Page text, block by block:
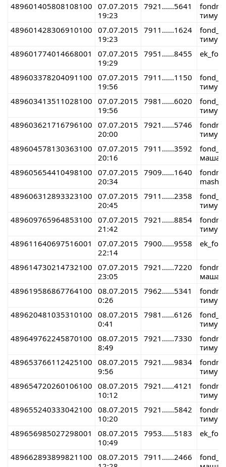
489601405808108100 07.07.2015
19:23
7921......5641
тимур
489601428306910100 07.07.2015
19:23
7911......1624
тимур
489601774014668001
07.07.2015
19:29
7951......8455
489603378204091100 07.07.2015
19:56
7911......1150
тимур
489603413511028100 07.07.2015
19:56
7981......6020
тимур
489603621716796100 07.07.2015
20:00
7921......5746
тимур
489604578130363100 07.07.2015
20:16
7911......3592
маша
489605654410498100 07.07.2015
20:34
7909......1640
masha
489606312893323100 07.07.2015
20:45
7911......2358
тимур
489609765964853100 07.07.2015
21:42
7921......8854
тимур
489611640697516001
07.07.2015
22:14
7900......9558
489614730214732100 07.07.2015
23:05
7921......7220
маша
489619586867764100 08.07.2015
0:26
7962......5341
тимур
489620481035310100 08.07.2015
0:41
7981......6126
тимур
489649762245870100 08.07.2015
8:49
7921......7330
тимур
489653766112425100 08.07.2015
9:56
7921......9834
тимур
489654720260106100 08.07.2015
10:12
7921......4121
тимур
489655240333042100 08.07.2015
10:20
7921......5842
тимур
489656985027298001
08.07.2015
10:49
7953......5183
489662893899821100 08.07.2015 7911......2466